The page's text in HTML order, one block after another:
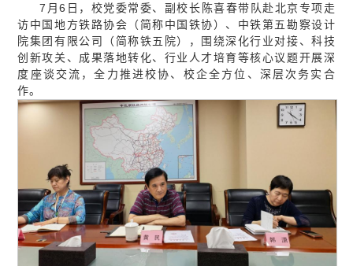
7月6日，校党委常委、副校长陈喜春带队赴北京专项走
访中国地方铁路协会（简称中国铁协）、中铁第五勘察设计
院集团有限公司（简称铁五院），围绕深化行业对接、科技
创新攻关、成果落地转化、行业人才培育等核心议题开展深
度座谈交流，全力推进校协、校企全方位、深层次务实合
作。